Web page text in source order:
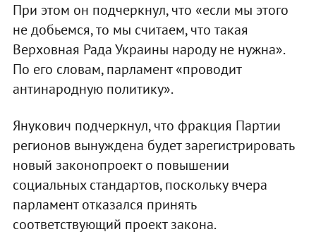
При этом он подчеркнул, что «если мы этого
не добьемся, то мы считаем, что такая
Верховная Рада Украины народу не нужна».
По его словам, парламент «проводит
антинародную политику».
Янукович подчеркнул, что фракция Партии
регионов вынуждена будет зарегистрировать
новый законопроект о повышении
социальных стандартов, поскольку вчера
парламент отказался принять
соответствующий проект закона.